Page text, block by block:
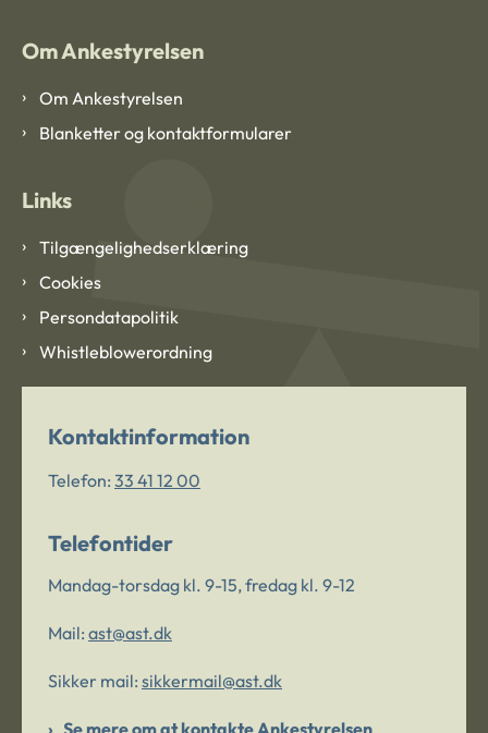
Om Ankestyrelsen
Om Ankestyrelsen
Blanketter og kontaktformularer
Links
Tilgængelighedserklæring
Cookies
Persondatapolitik
Whistleblowerordning
Kontaktinformation
Telefon: 33 41 12 00
Telefontider
Mandag-torsdag kl. 9-15, fredag kl. 9-12
Mail: ast@ast.dk
Sikker mail: sikkermail@ast.dk
Se mere om at kontakte Ankestyrelsen